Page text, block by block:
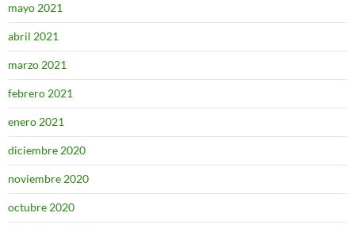
mayo 2021
abril 2021
marzo 2021
febrero 2021
enero 2021
diciembre 2020
noviembre 2020
octubre 2020